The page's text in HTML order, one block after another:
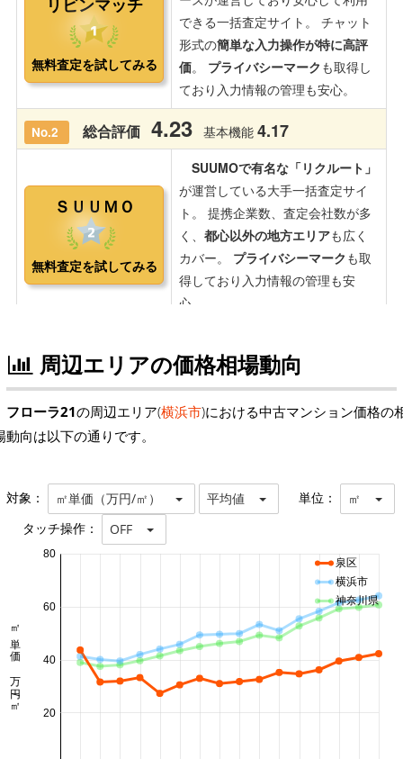
周辺エリアの価格相場動向
フローラ21の周辺エリア(横浜市)における中古マンション価格の
動向は以下の通りです。
対象： ㎡単価（万円/㎡） 平均値 単位： ㎡
タッチ操作： OFF
20
40
60
80
㎡単価 万円/㎡
泉区
横浜市
神奈川県